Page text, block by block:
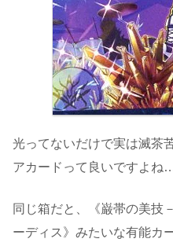
光ってないだけで実は滅茶
アカードって良いですよね…
同じ箱だと、《巌帯の美技
ーディス》みたいな有能カ